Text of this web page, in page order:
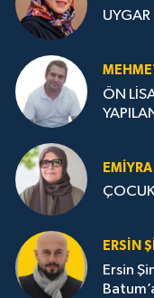
UYGAR
ÖN
ERSIN
Ersin